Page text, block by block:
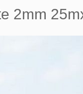
2mm